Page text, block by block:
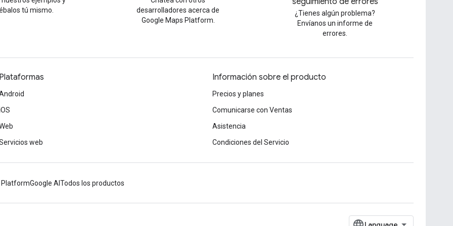
tú mismo.
desarrolladores acerca de
Google Maps Platform.
¿Tienes algún problema?
Envíanos un informe de
errores.
Plataformas
web
Información sobre el producto
Precios y planes
Comunicarse con Ventas
Asistencia
Condiciones del Servicio
PlatformGoogle AI Todos los productos